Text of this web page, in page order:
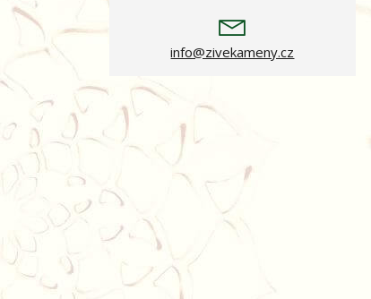
info@zivekameny.cz